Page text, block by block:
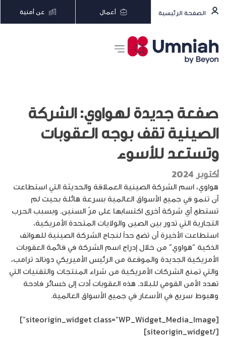
الصفحة الرئيسية أعمال عن أمنية
صفعة جديدة لهواوي: الشركة
الصينية تقف بوجه العقوبات
وتستعد للأسوء
أكتوبر 2024
هواوي، اسم الشركة الصينية العملاقة والحديثة التي استطاعت
أن تنمو في جميع الأسواق العالمية بسرعة هائلة بحيث لم
تستطع أي شركة أخرى اكتسابها على مرّ السنين. وبسبب الحرب
التجارية التي تدور بين الصين والولايات المتحدة الأمريكية،
استطاعت الأخيرة أن تضع حداً لنجاح الشركة الصينية للهواتف
الذكية “هواوي” من خلال إدراج اسم الشركة في قائمة العقوبات
الأمريكية الجديدة والموقعة من الرئيس الأميريكي دونالد ترامب،
والتي تمنع الشركات الأمريكية من شراء المنتجات والتقنيات التي
تهدد الأمن القومي للبلاد. هذه العقوبات أدت إلى خسائر فادحة
وهبوط سريع في الأسعار في جميع الأسواق العالمية.
[siteorigin_widget class=”WP_Widget_Media_Image”]
[/siteorigin_widget]